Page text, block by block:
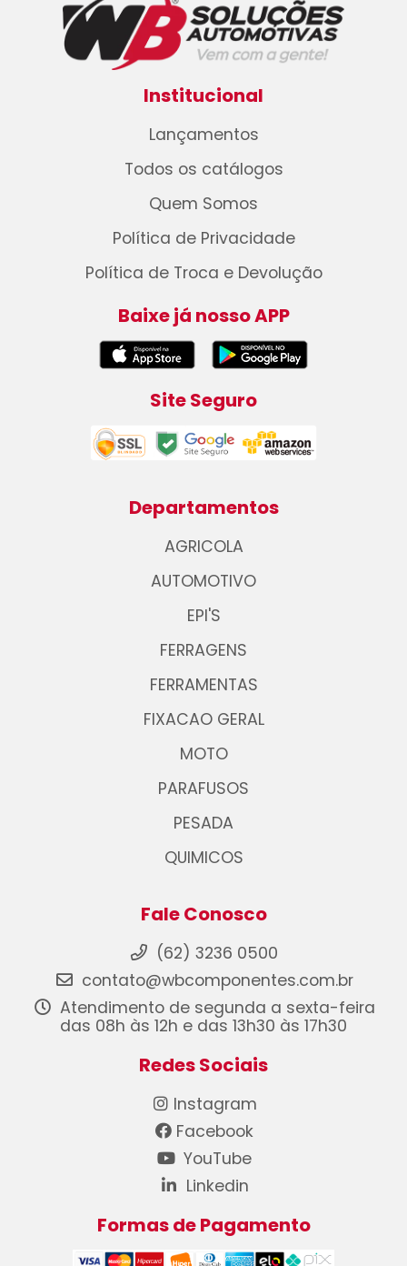
Institucional
Lançamentos
Todos os catálogos
Quem Somos
Política de Privacidade
Política de Troca e Devolução
Baixe já nosso APP
Site Seguro
Departamentos
AGRICOLA
AUTOMOTIVO
EPI'S
FERRAGENS
FERRAMENTAS
FIXACAO GERAL
MOTO
PARAFUSOS
PESADA
QUIMICOS
Fale Conosco
(62) 3236 0500
contato@wbcomponentes.com.br
Atendimento de segunda a sexta-feira
das 08h às 12h e das 13h30 às 17h30
Redes Sociais
Instagram
Facebook
YouTube
Linkedin
Formas de Pagamento